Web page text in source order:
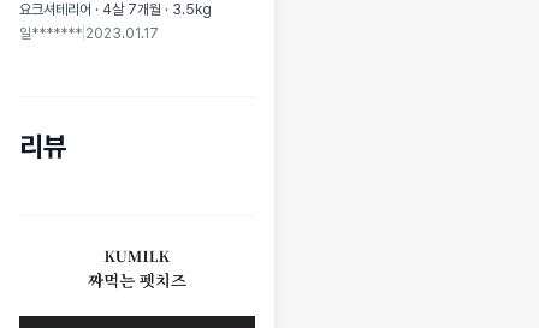
요크셔테리어 · 4살 7개월 · 3.5kg
일******* 2023.01.17
리뷰